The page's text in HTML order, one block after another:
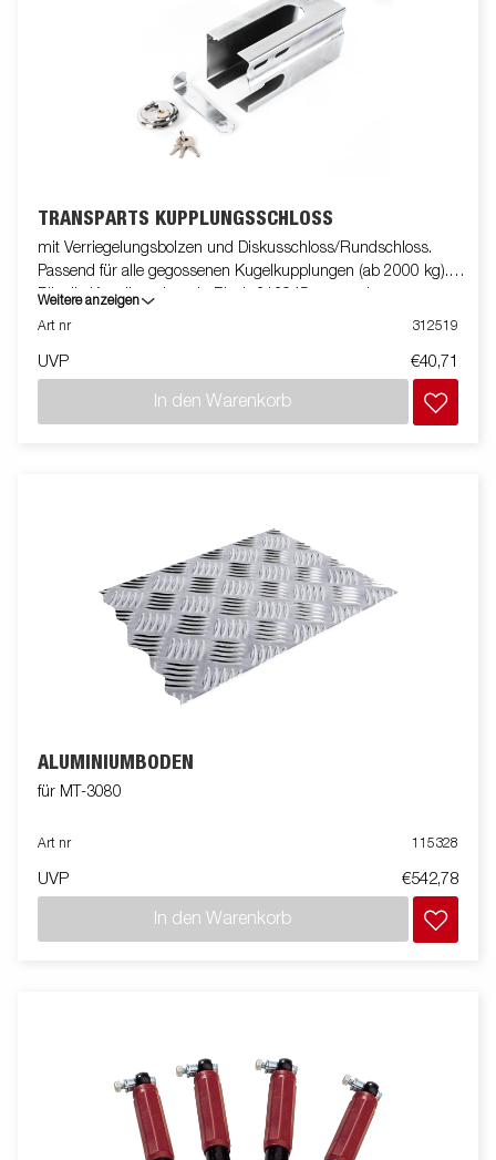
TRANSPARTS KUPPLUNGSSCHLOSS
mit Verriegelungsbolzen und Diskusschloss/Rundschloss.
Passend für alle gegossenen Kugelkupplungen (ab 2000 kg).
Für die Kugelkupplung in Blech 313945 verwenden.
Weitere anzeigen
Art nr
312519
UVP €40,71
In den Warenkorb
ALUMINIUMBODEN
für MT-3080
Art nr 115328
UVP €542,78
In den Warenkorb